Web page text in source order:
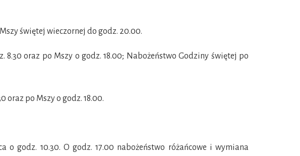
świętej wieczornej do godz. 20.00.
oraz po Mszy o godz. 18.00; Nabożeństwo Godziny świętej po
oraz po Mszy o godz. 18.00.
o godz. 10.30. O godz. 17.00 nabożeństwo różańcowe i wymiana